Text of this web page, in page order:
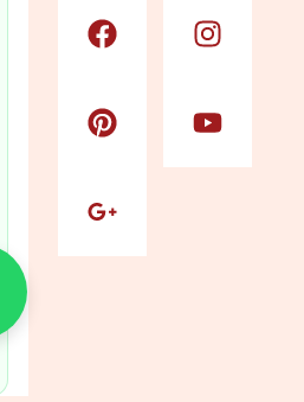
a
b
k
n
a
i
e
s
o
u
o
l
p